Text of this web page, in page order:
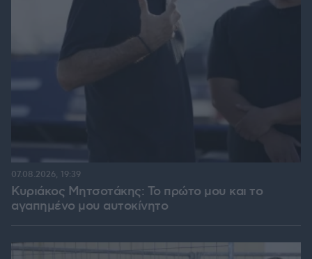
Κυριάκος Μητσοτάκης: Το πρώτο μου και το
αγαπημένο μου αυτοκίνητο
07.08.2026, 19:39